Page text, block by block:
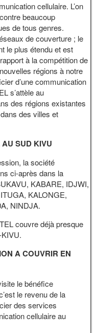
cellulaire. L’on
beaucoup
de tous genres.
de couverture ; le
le plus étendu et est
à la compétition de
régions à notre
d’une communication
s’attèle au
des régions existantes
des villes et
SUD KIVU
la société
ci-après dans la
KABARE, IDJWI,
KALONGE,
NINDJA.
couvre déjà presque
A COUVRIR EN
le bénéfice
le revenu de la
des services
cellulaire au